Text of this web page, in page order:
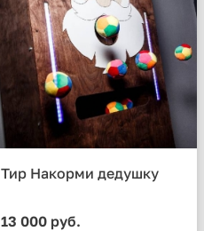
Тир Накорми дедушку
13 000 руб.